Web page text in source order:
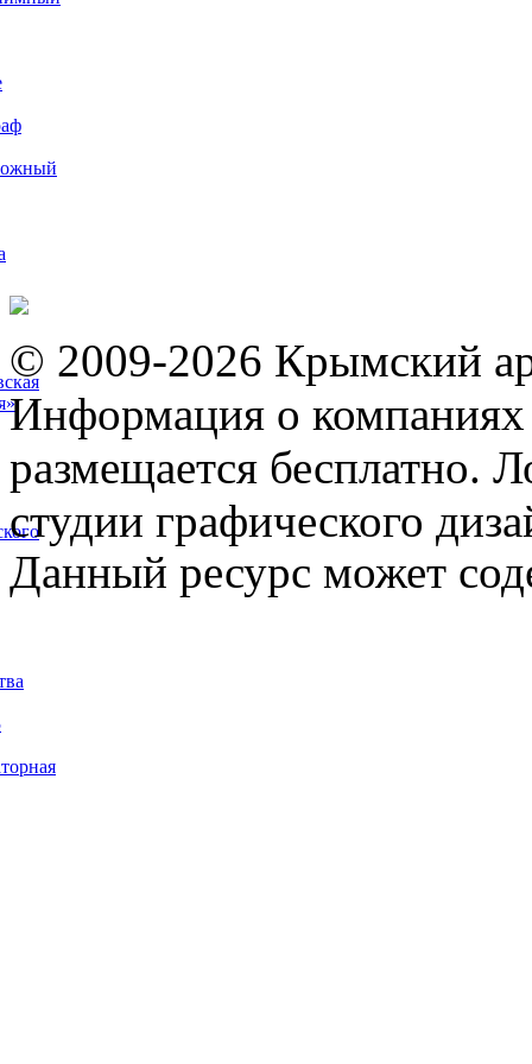
© 2009-2026 Крымский
Информация о компаниях
размещается бесплатно.
студии графического
Данный ресурс может